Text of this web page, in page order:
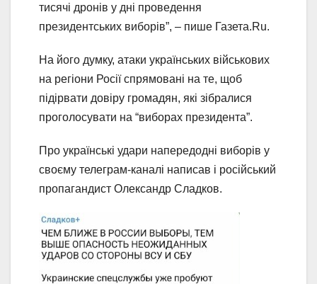
тисячі дронів у дні проведення
президентських виборів”, – пише Газета.Ru.
На його думку, атаки українських військових
на регіони Росії спрямовані на те, щоб
підірвати довіру громадян, які зібралися
проголосувати на “виборах президента”.
Про українські удари напередодні виборів у
своєму телеграм-каналі написав і російський
пропагандист Олександр Сладков.